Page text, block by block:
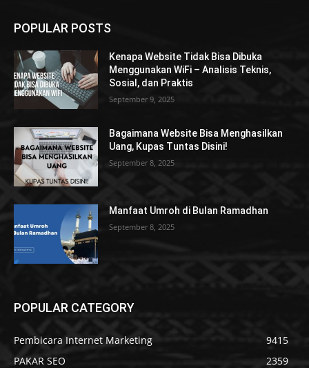
POPULAR POSTS
Kenapa Website Tidak Bisa Dibuka
Menggunakan WiFi – Analisis Teknis,
Sosial, dan Praktis
September 9, 2025
Bagaimana Website Bisa Menghasilkan
Uang, Kupas Tuntas Disini!
September 8, 2025
Manfaat Umroh di Bulan Ramadhan
September 8, 2025
POPULAR CATEGORY
Pembicara Internet Marketing
9415
PAKAR SEO
2359